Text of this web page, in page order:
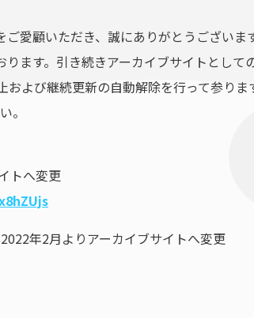
愛顧いただき、誠にありがとうございます
ます。引き続きアーカイブサイトとし
よび継続更新の自動解除を行って参りま
。
トへ変更
年2月よりアーカイブサイトへ変更